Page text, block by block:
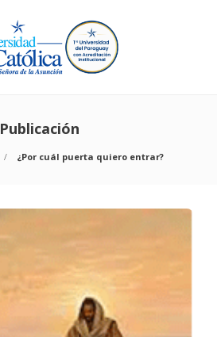
Publicación
¿Por cuál puerta quiero entrar?